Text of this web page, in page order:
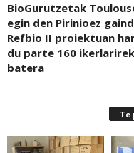
BioGurutzetak
egin den Pirinioez
Refbio II proiektuan
du parte 160
batera
Te